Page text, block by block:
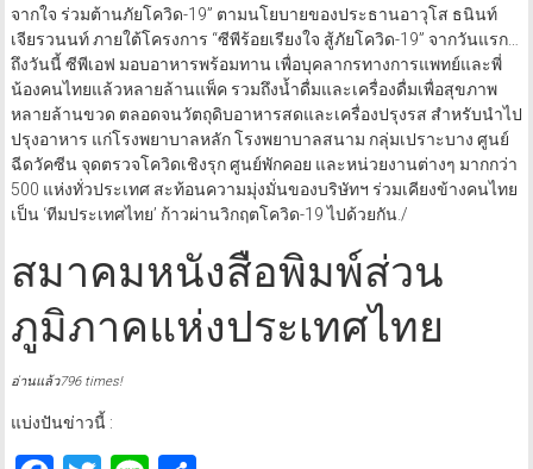
จากใจ ร่วมต้านภัยโควิด-19” ตามนโยบายของประธานอาวุโส ธนินท์
เจียรวนนท์ ภายใต้โครงการ “ซีพีร้อยเรียงใจ สู้ภัยโควิด-19” จากวันแรก…
ถึงวันนี้ ซีพีเอฟ มอบอาหารพร้อมทาน เพื่อบุคลากรทางการแพทย์และพี่
น้องคนไทยแล้วหลายล้านแพ็ค รวมถึงน้ำดื่มและเครื่องดื่มเพื่อสุขภาพ
หลายล้านขวด ตลอดจนวัตถุดิบอาหารสดและเครื่องปรุงรส สำหรับนำไป
ปรุงอาหาร แก่โรงพยาบาลหลัก โรงพยาบาลสนาม กลุ่มเปราะบาง ศูนย์
ฉีดวัคซีน จุดตรวจโควิดเชิงรุก ศูนย์พักคอย และหน่วยงานต่างๆ มากกว่า
500 แห่งทั่วประเทศ สะท้อนความมุ่งมั่นของบริษัทฯ ร่วมเคียงข้างคนไทย
เป็น ‘ทีมประเทศไทย’ ก้าวผ่านวิกฤตโควิด-19 ไปด้วยกัน./
สมาคมหนังสือพิมพ์ส่วน
ภูมิภาคแห่งประเทศไทย
อ่านแล้ว796 times!
แบ่งปันข่าวนี้ :